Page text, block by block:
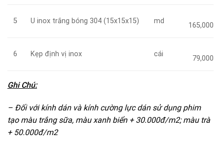
5 U inox trắng bóng 304 (15x15x15) md
165,000
6 Kẹp định vị inox cái
79,000
Ghi Chú:
– Đối với kính dán và kính cường lực dán sử dụng phim
tạo màu trắng sữa, màu xanh biển + 30.000đ/m2; màu trà
+ 50.000đ/m2